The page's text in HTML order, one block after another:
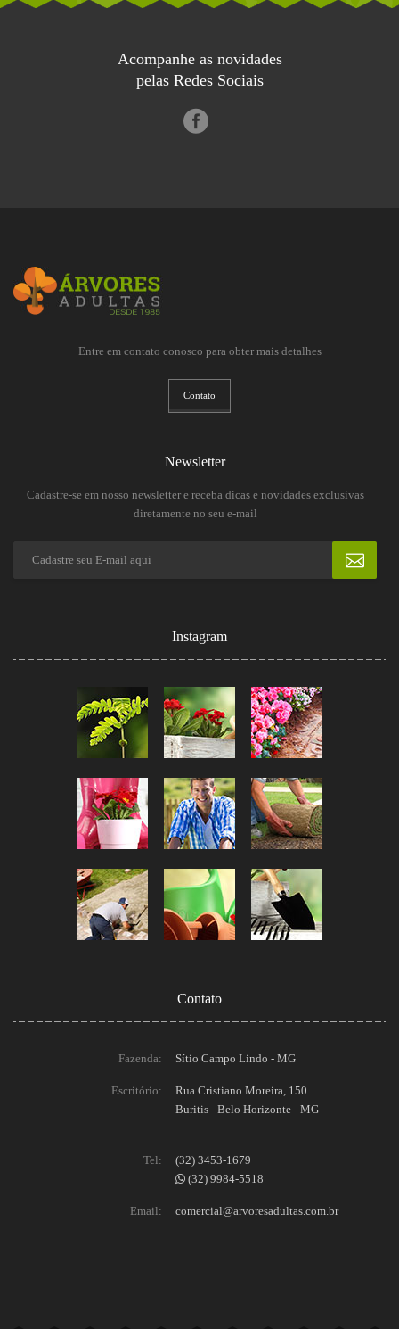
Acompanhe as novidades
pelas Redes Sociais
Entre em contato conosco para obter mais detalhes
Contato
Newsletter
Cadastre-se em nosso newsletter e receba dicas e novidades exclusivas
diretamente no seu e-mail
Instagram
Contato
Fazenda: Sítio Campo Lindo - MG
Escritório:
Rua Cristiano Moreira, 150
Buritis - Belo Horizonte - MG
Tel:
(32) 3453-1679
(32) 9984-5518
Email: comercial@arvoresadultas.com.br